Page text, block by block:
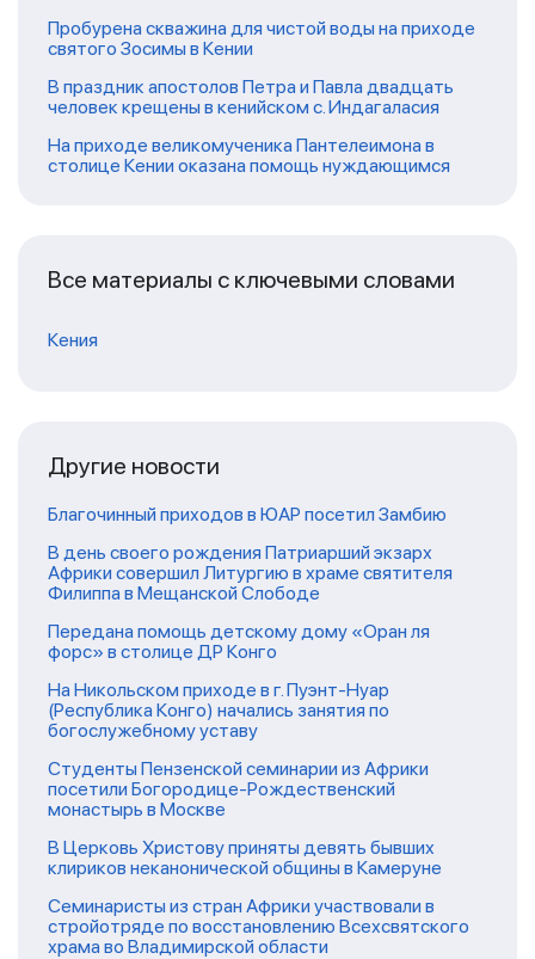
Пробурена скважина для чистой воды на приходе
святого Зосимы в Кении
В праздник апостолов Петра и Павла двадцать
человек крещены в кенийском с. Индагаласия
На приходе великомученика Пантелеимона в
столице Кении оказана помощь нуждающимся
Все материалы с ключевыми словами
Кения
Другие новости
Благочинный приходов в ЮАР посетил Замбию
В день своего рождения Патриарший экзарх
Африки совершил Литургию в храме святителя
Филиппа в Мещанской Слободе
Передана помощь детскому дому «Оран ля
форс» в столице ДР Конго
На Никольском приходе в г. Пуэнт-Нуар
(Республика Конго) начались занятия по
богослужебному уставу
Студенты Пензенской семинарии из Африки
посетили Богородице-Рождественский
монастырь в Москве
В Церковь Христову приняты девять бывших
клириков неканонической общины в Камеруне
Семинаристы из стран Африки участвовали в
стройотряде по восстановлению Всехсвятского
храма во Владимирской области